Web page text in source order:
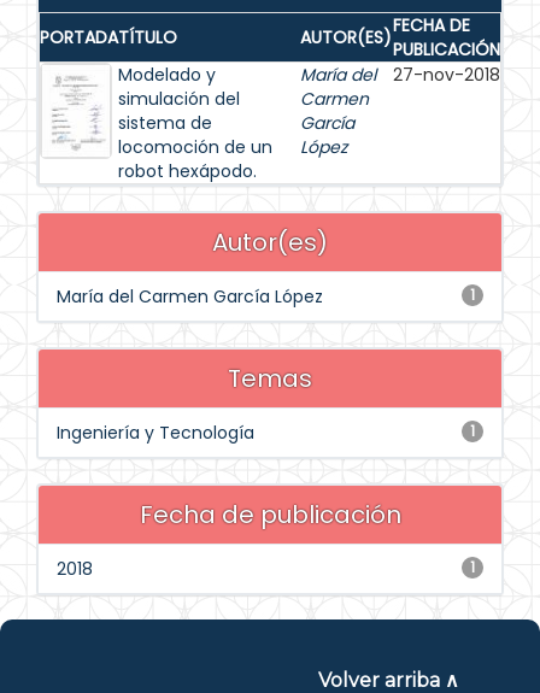
PORTADATÍTULO AUTOR(ES)FECHA DE
PUBLICACIÓN
Modelado y
simulación del
sistema de
locomoción de un
robot hexápodo.
María del
Carmen
García
López
27-nov-2018
Autor(es)
1
María del Carmen García López
Temas
1
Ingeniería y Tecnología
Fecha de publicación
1
2018
Volver arriba ∧